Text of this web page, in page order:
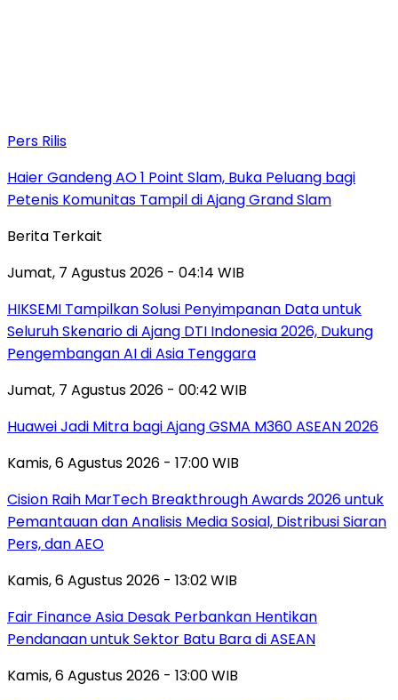
Pers Rilis
Haier Gandeng AO 1 Point Slam, Buka Peluang bagi
Petenis Komunitas Tampil di Ajang Grand Slam
Berita Terkait
Jumat, 7 Agustus 2026 - 04:14 WIB
HIKSEMI Tampilkan Solusi Penyimpanan Data untuk
Seluruh Skenario di Ajang DTI Indonesia 2026, Dukung
Pengembangan AI di Asia Tenggara
Jumat, 7 Agustus 2026 - 00:42 WIB
Huawei Jadi Mitra bagi Ajang GSMA M360 ASEAN 2026
Kamis, 6 Agustus 2026 - 17:00 WIB
Cision Raih MarTech Breakthrough Awards 2026 untuk
Pemantauan dan Analisis Media Sosial, Distribusi Siaran
Pers, dan AEO
Kamis, 6 Agustus 2026 - 13:02 WIB
Fair Finance Asia Desak Perbankan Hentikan
Pendanaan untuk Sektor Batu Bara di ASEAN
Kamis, 6 Agustus 2026 - 13:00 WIB